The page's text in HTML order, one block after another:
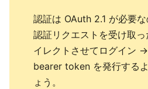
認証は OAuth 2.1 が必要
認証リクエストを受け取
イレクトさせてログイン
bearer token を発行する
ょう。